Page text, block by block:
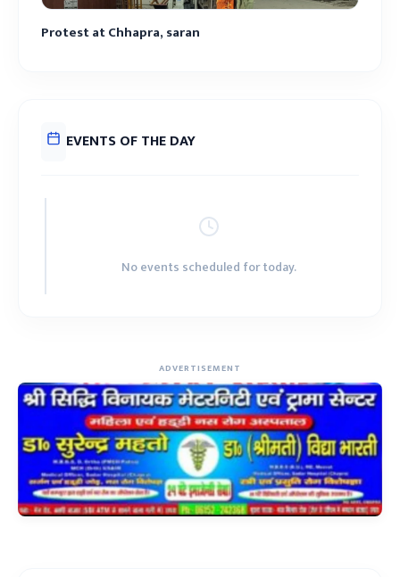
Protest at Chhapra, saran
EVENTS OF THE DAY
No events scheduled for today.
ADVERTISEMENT